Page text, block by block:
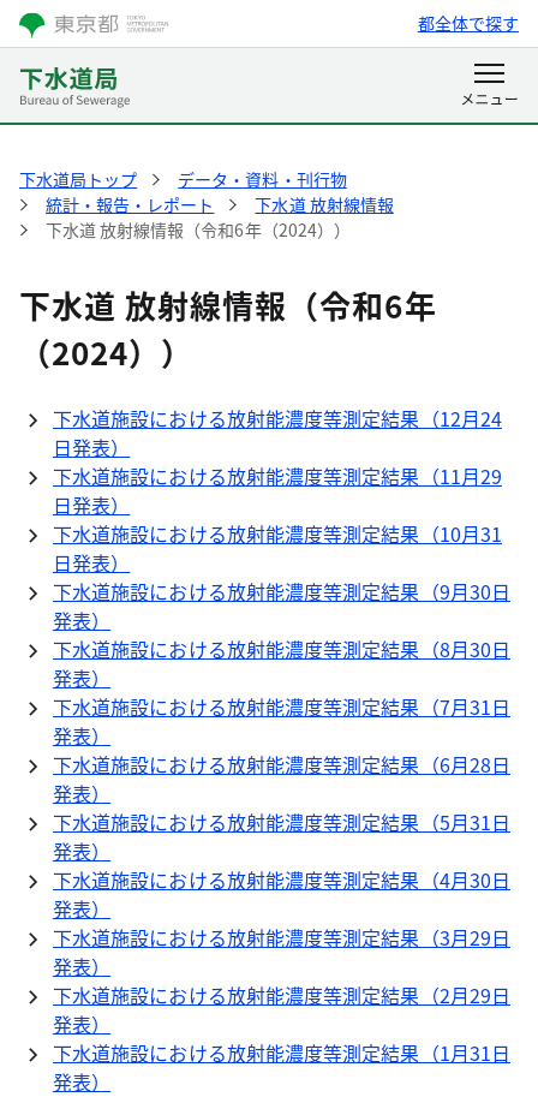
都全体で探す
下水道局トップ
データ・資料・刊行物
統計・報告・レポート
下水道 放射線情報
下水道 放射線情報（令和6年（2024））
下水道 放射線情報（令和6年
（2024））
下水道施設における放射能濃度等測定結果（12月24
日発表）
下水道施設における放射能濃度等測定結果（11月29
日発表）
下水道施設における放射能濃度等測定結果（10月31
日発表）
下水道施設における放射能濃度等測定結果（9月30日
発表）
下水道施設における放射能濃度等測定結果（8月30日
発表）
下水道施設における放射能濃度等測定結果（7月31日
発表）
下水道施設における放射能濃度等測定結果（6月28日
発表）
下水道施設における放射能濃度等測定結果（5月31日
発表）
下水道施設における放射能濃度等測定結果（4月30日
発表）
下水道施設における放射能濃度等測定結果（3月29日
発表）
下水道施設における放射能濃度等測定結果（2月29日
発表）
下水道施設における放射能濃度等測定結果（1月31日
発表）